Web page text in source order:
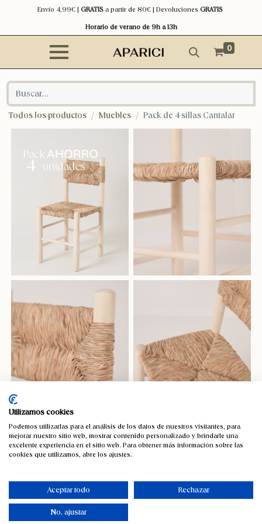
Envío 4,99€ | GRATISa partir de 80€ | Devoluciones GRATIS
Horario de verano de 9h a 13h
0
Todos los productos Muebles Pack de 4 sillas Cantalar
Pack de 4 sillas Cantalar
encantadora silla de madera de respaldo enea, un complemento
perfecto para añadir calidez y elegancia a cualquier espacio.
652,19€ IVA incluido -7%
Utilizamos cookies
Podemos utilizarlas para el análisis de los datos de nuestros visitantes, para
mejorar nuestro sitio web, mostrar contenido personalizado y brindarle una
excelente experiencia en el sitio web. Para obtener más información sobre las
cookies que utilizamos, abre los ajustes.
Aceptar todo Rechazar
No, ajustar